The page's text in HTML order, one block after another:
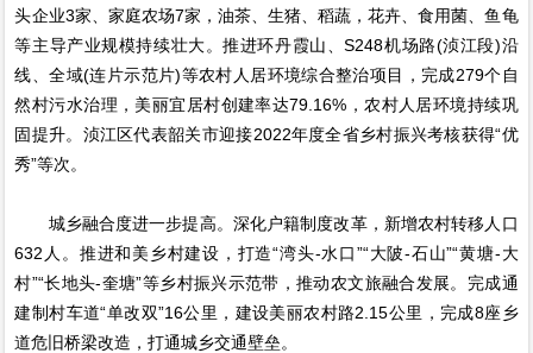
头企业3家、家庭农场7家，油茶、生猪、稻蔬，花卉、食用菌、鱼龟
等主导产业规模持续壮大。推进环丹霞山、S248机场路(浈江段)沿
线、全域(连片示范片)等农村人居环境综合整治项目，完成279个自
然村污水治理，美丽宜居村创建率达79.16%，农村人居环境持续巩
固提升。浈江区代表韶关市迎接2022年度全省乡村振兴考核获得“优
秀”等次。
城乡融合度进一步提高。深化户籍制度改革，新增农村转移人口
632人。推进和美乡村建设，打造“湾头-水口”“大陂-石山”“黄塘-大
村”“长地头-奎塘”等乡村振兴示范带，推动农文旅融合发展。完成通
建制村车道“单改双”16公里，建设美丽农村路2.15公里，完成8座乡
道危旧桥梁改造，打通城乡交通壁垒。